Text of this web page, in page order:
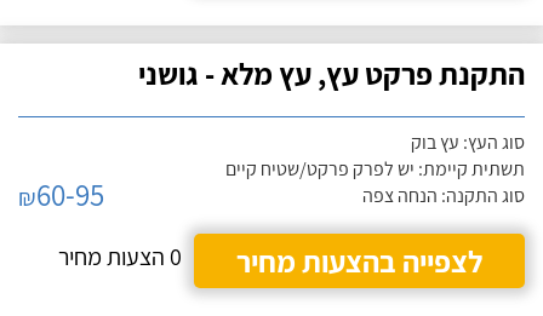
התקנת פרקט עץ, עץ מלא - גושני
סוג העץ: עץ בוק
תשתית קיימת: יש לפרק פרקט/שטיח קיים
סוג התקנה: הנחה צפה
₪60-95
לצפייה בהצעות מחיר
0 הצעות מחיר